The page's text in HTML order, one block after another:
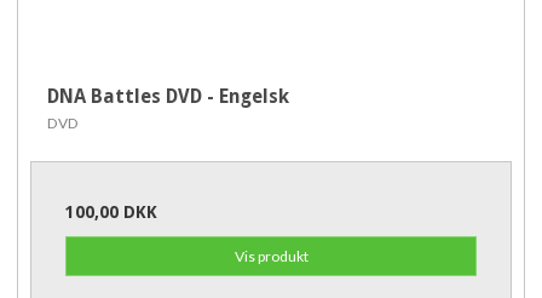
DNA Battles DVD - Engelsk
DVD
100,00 DKK
Vis produkt